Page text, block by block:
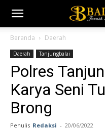
Beranda Daerah
Daerah Tanjungbalai
Polres
Karya Seni
Brong
Penulis Redaksi - 20/06/2022